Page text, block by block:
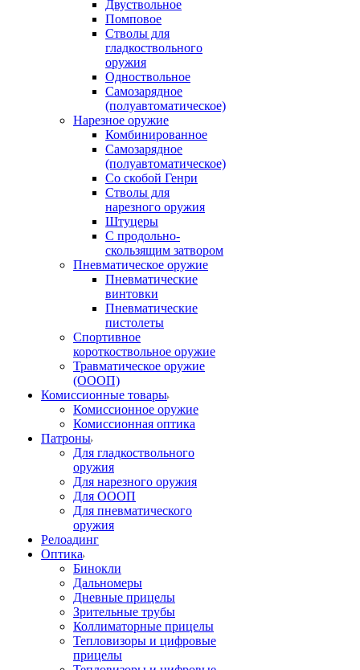
Двуствольное
Помповое
Стволы для
гладкоствольного
оружия
Одноствольное
Самозарядное
(полуавтоматическое)
Нарезное оружие
Комбинированное
Самозарядное
(полуавтоматическое)
Со скобой Генри
Стволы для
нарезного оружия
Штуцеры
С продольно-
скользящим затвором
Пневматическое оружие
Пневматические
винтовки
Пневматические
пистолеты
Спортивное
короткоствольное оружие
Травматическое оружие
(ОООП)
Комиссионные товары
Комиссионное оружие
Комиссионная оптика
Патроны
Для гладкоствольного
оружия
Для нарезного оружия
Для ОООП
Для пневматического
оружия
Релоадинг
Оптика
Бинокли
Дальномеры
Дневные прицелы
Зрительные трубы
Коллиматорные прицелы
Тепловизоры и цифровые
прицелы